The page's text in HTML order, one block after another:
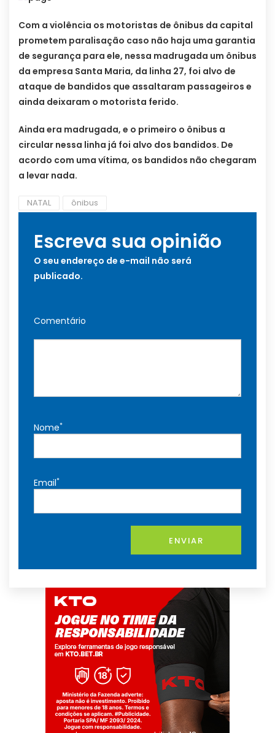
Com a violência os motoristas de ônibus da capital
prometem paralisação caso não haja uma garantia
de segurança para ele, nessa madrugada um ônibus
da empresa Santa Maria, da linha 27, foi alvo de
ataque de bandidos que assaltaram passageiros e
ainda deixaram o motorista ferido.
Ainda era madrugada, e o primeiro o ônibus a
circular nessa linha já foi alvo dos bandidos. De
acordo com uma vítima, os bandidos não chegaram
a levar nada.
NATAL ônibus
Escreva sua opinião
O seu endereço de e-mail não será
publicado.
Comentário
Nome*
Email*
ENVIAR